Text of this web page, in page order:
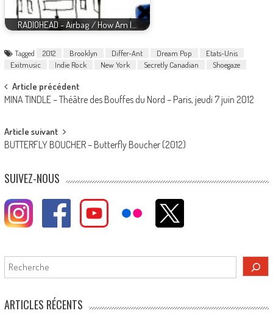
RADIOHEAD - Airbag / How Am I…
Tagged 2012 Brooklyn Differ-Ant Dream Pop
Etats-Unis
Exitmusic
Indie Rock New York Secretly Canadian Shoegaze
Post
navigation
Article précédent
MINA TINDLE – Théâtre des Bouffes du Nord – Paris, jeudi 7 juin 2012
Article suivant
BUTTERFLY BOUCHER – Butterfly Boucher (2012)
SUIVEZ-NOUS
Rechercher
ARTICLES RÉCENTS